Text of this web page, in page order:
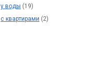
у воды (19)
с квартирами (2)